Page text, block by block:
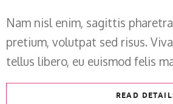
Nam nisl enim, sagittis
pretium, volutpat sed risus.
tellus libero, eu euismod felis
READ